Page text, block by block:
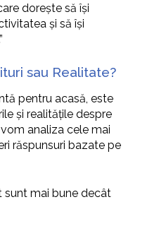
dorește să își
și să își
sau Realitate?
pentru acasă, este
și realitățile despre
analiza cele mai
răspunsuri bazate pe
sunt mai bune decât